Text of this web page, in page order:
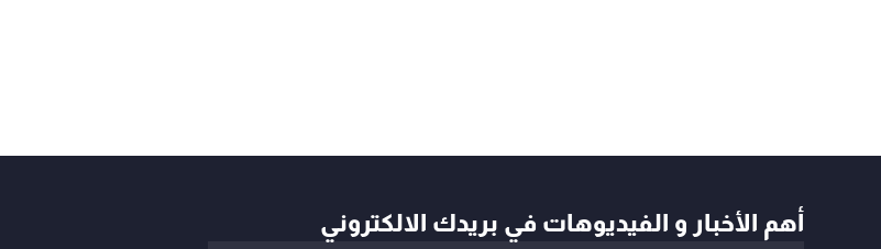
أهم الأخبار و الفيديوهات في بريدك الالكتروني